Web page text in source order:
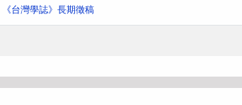
《台灣學誌》長期徵稿